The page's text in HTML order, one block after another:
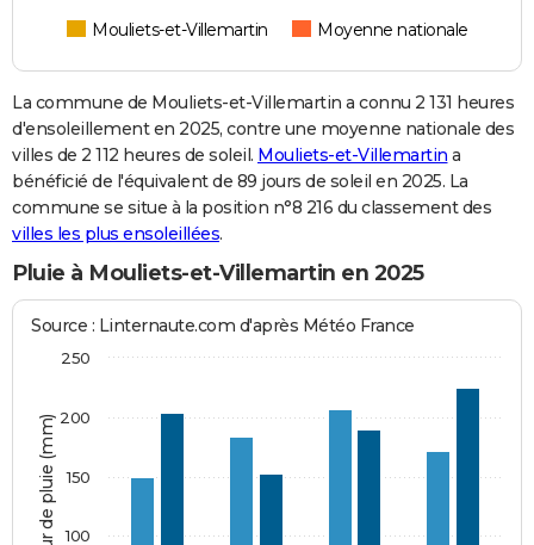
Mouliets-et-Villemartin Moyenne nationale
La commune de Mouliets-et-Villemartin a connu 2 131 heures
d'ensoleillement en 2025, contre une moyenne nationale des
villes de 2 112 heures de soleil. Mouliets-et-Villemartin a
bénéficié de l'équivalent de 89 jours de soleil en 2025. La
commune se situe à la position n°8 216 du classement des
villes les plus ensoleillées.
Pluie à Mouliets-et-Villemartin en 2025
Hauteur de pluie (mm)
Source : Linternaute.com d'après Météo France
100
150
200
250